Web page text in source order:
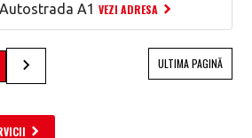
A1 VEZI ADRESA
ULTIMA PAGINĂ